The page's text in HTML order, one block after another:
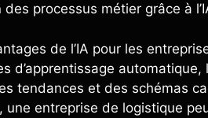
processus métier grâce à
de l’IA pour les
d’apprentissage
tendances et des schémas
une entreprise de logistique